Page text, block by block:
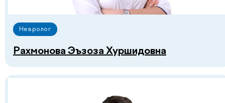
Невролог
Рахмонова Эъзоза Хуршидовна